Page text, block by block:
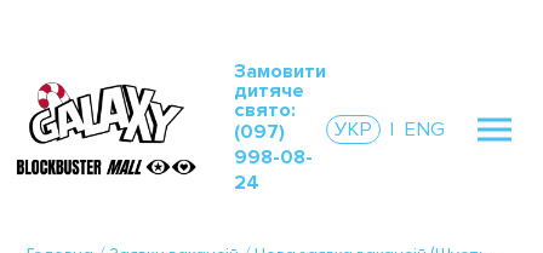
Замовити
дитяче
свято:
(097)
998-08-
24
УКР | ENG